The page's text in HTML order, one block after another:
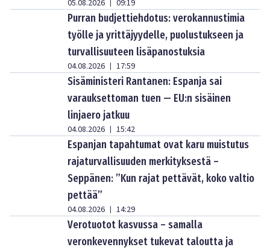
05.08.2026 09:19
Purran budjettiehdotus: verokannustimia
työlle ja yrittäjyydelle, puolustukseen ja
turvallisuuteen lisäpanostuksia
04.08.2026 | 17:59
Sisäministeri Rantanen: Espanja sai
varauksettoman tuen — EU:n sisäinen
linjaero jatkuu
04.08.2026 | 15:42
Espanjan tapahtumat ovat karu muistutus
rajaturvallisuuden merkityksestä –
Seppänen: ”Kun rajat pettävät, koko valtio
pettää”
04.08.2026 | 14:29
Verotuotot kasvussa – samalla
veronkevennykset tukevat taloutta ja